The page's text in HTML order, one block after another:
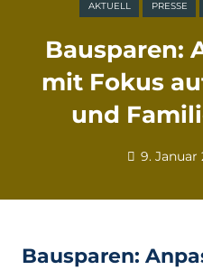
AKTUELL PRESSE
Bausparen:
mit Fokus
und
9. Januar
Bausparen: